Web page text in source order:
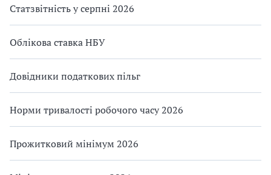
Статзвітність у серпні 2026
Облікова ставка НБУ
Довідники податкових пільг
Норми тривалості робочого часу 2026
Прожитковий мінімум 2026